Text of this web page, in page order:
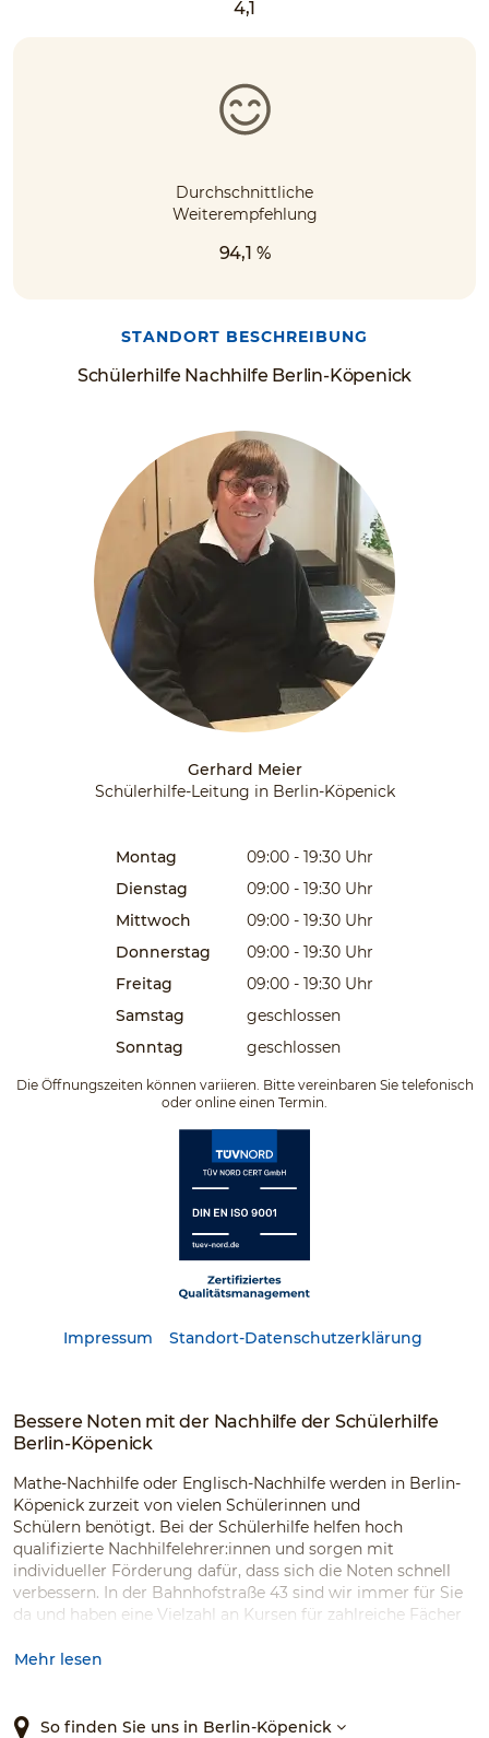
4,1
Durchschnittliche
Weiterempfehlung
94,1 %
Schülerhilfe Nachhilfe Berlin-Köpenick
STANDORT BESCHREIBUNG
Gerhard Meier
Schülerhilfe-Leitung in Berlin-Köpenick
Montag 09:00 - 19:30 Uhr
Dienstag
09:00 - 19:30 Uhr
Mittwoch
09:00 - 19:30 Uhr
Donnerstag
09:00 - 19:30 Uhr
Freitag
09:00 - 19:30 Uhr
Samstag
geschlossen
Sonntag
geschlossen
Die Öffnungszeiten können variieren. Bitte vereinbaren Sie telefonisch
oder online einen Termin.
Impressum Standort-Datenschutzerklärung
Bessere Noten mit der Nachhilfe der Schülerhilfe
Berlin-Köpenick
Mathe-Nachhilfe oder Englisch-Nachhilfe werden in Berlin-
Köpenick zurzeit von vielen Schülerinnen und
Schülern benötigt. Bei der Schülerhilfe helfen hoch
qualifizierte Nachhilfelehrer:innen und sorgen mit
individueller Förderung dafür, dass sich die Noten schnell
verbessern. In der Bahnhofstraße 43 sind wir immer für Sie
da und haben eine Vielzahl an Kursen für zahlreiche Fächer
dem meistausgezeichneten Nachhilfeinstitut!*
Mehr lesen
So finden Sie uns in Berlin-Köpenick